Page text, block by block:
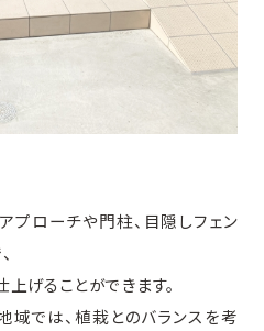
プローチや門柱、目隠しフェン
げることができます。
域では、植栽とのバランスを考